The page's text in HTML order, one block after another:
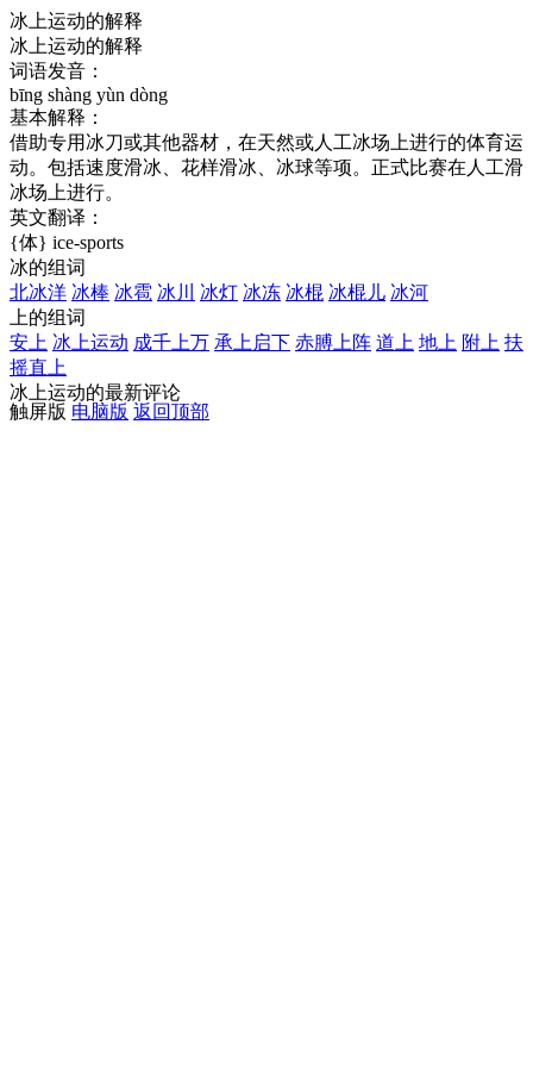
冰上运动的解释
冰上运动的解释
词语发音：
bīng shàng yùn dòng
基本解释：
借助专用冰刀或其他器材，在天然或人工冰场上进行的体育运
动。包括速度滑冰、花样滑冰、冰球等项。正式比赛在人工滑
冰场上进行。
英文翻译：
{体} ice-sports
冰的组词
北冰洋 冰棒 冰雹 冰川 冰灯 冰冻 冰棍 冰棍儿 冰河
上的组词
安上 冰上运动 成千上万 承上启下 赤膊上阵 道上 地上 附上 扶
摇直上
冰上运动的最新评论
触屏版 电脑版 返回顶部